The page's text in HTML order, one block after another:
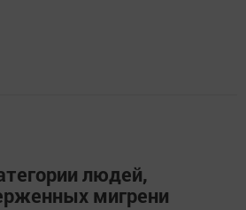
людей,
мигрени